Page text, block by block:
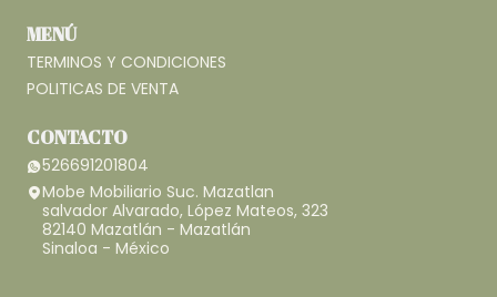
MENÚ
TERMINOS Y CONDICIONES
POLITICAS DE VENTA
CONTACTO
526691201804
Mobe Mobiliario Suc. Mazatlan
salvador Alvarado, López Mateos, 323
82140 Mazatlán - Mazatlán
Sinaloa - México